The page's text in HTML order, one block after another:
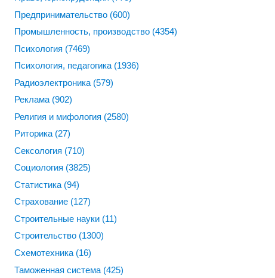
Предпринимательство (600)
Промышленность, производство (4354)
Психология (7469)
Психология, педагогика (1936)
Радиоэлектроника (579)
Реклама (902)
Религия и мифология (2580)
Риторика (27)
Сексология (710)
Социология (3825)
Статистика (94)
Страхование (127)
Строительные науки (11)
Строительство (1300)
Схемотехника (16)
Таможенная система (425)